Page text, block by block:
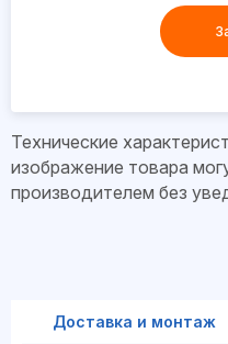
Технические
изображение товара
производителем без
Доставка и монтаж